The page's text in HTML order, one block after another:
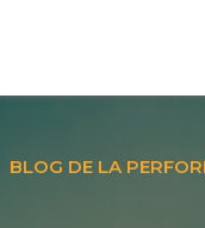
BLOG DE LA